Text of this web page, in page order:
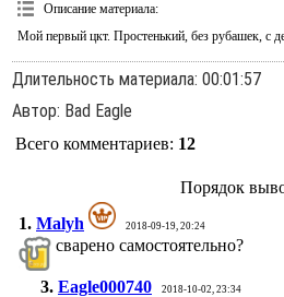
Описание материала:
Мой первый цкт. Простенький, без рубашек, с
Длительность материала: 00:01:57
Автор: Bad Eagle
Всего комментариев: 12
Порядок
1. Malyh 2018-09-19, 20:24
сварено самостоятельно?
3. Eagle000740 2018-10-02, 23:34